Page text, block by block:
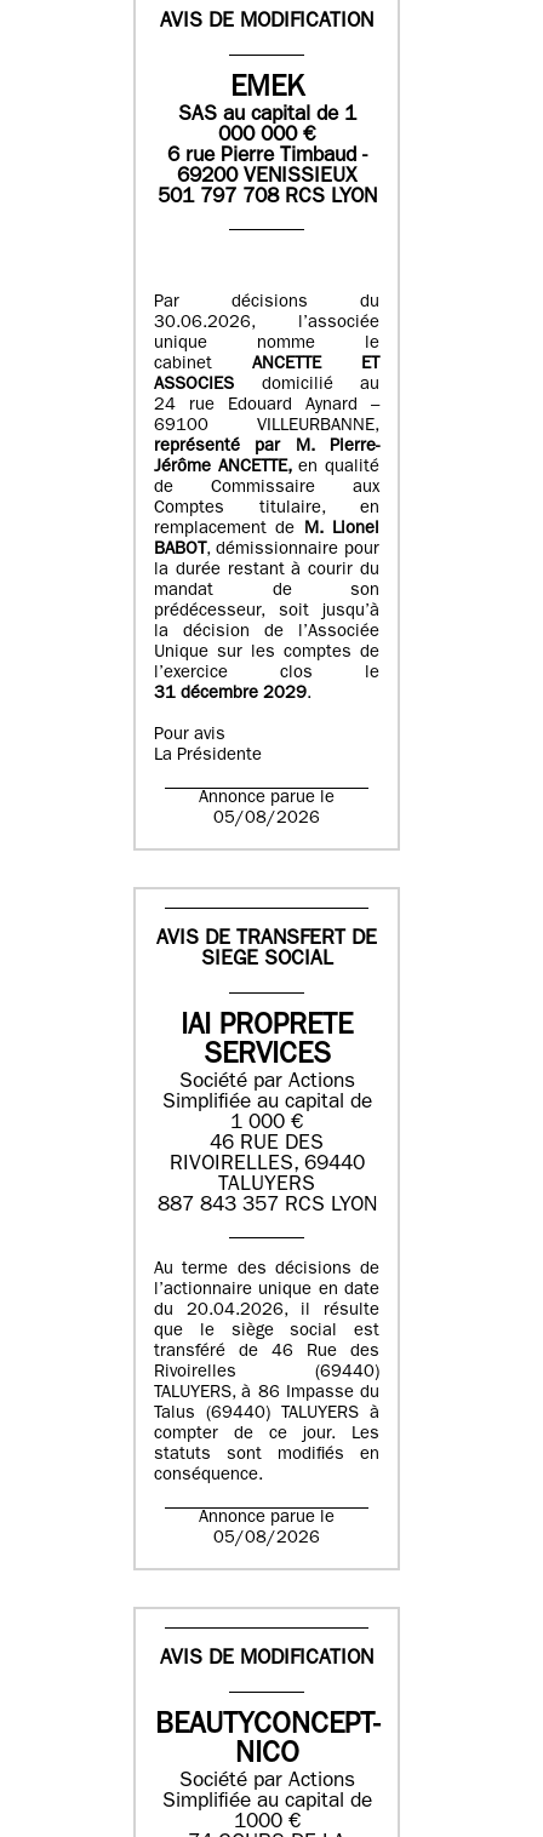
AVIS DE MODIFICATION
EMEK
SASau capital de 1
000 000€
6 rue Pierre Timbaud -
69200 VENISSIEUX
501 797 708 RCS LYON
Par décisions du
30.06.2026, l’associée
unique nomme le
cabinet ANCETTE ET
ASSOCIES
domicilié au
24 rue Edouard Aynard –
69100 VILLEURBANNE,
représenté par M.Pierre-
Jérôme ANCETTE, en qualité
de Commissaire aux
Comptes titulaire, en
remplacement de M.Lionel
BABOT, démissionnaire pour
la durée restant à courir du
mandat de son
prédécesseur, soit jusqu’à
la décision de l’Associée
Unique sur les comptes de
l’exercice clos le
31 décembre 2029.
Pour avis
La Présidente
Annonce parue le
05/08/2026
AVIS DE TRANSFERT DE
SIEGE SOCIAL
IAI PROPRETE
SERVICES
Société par Actions
Simplifiée au capital de
1 000 €
46 RUE DES
RIVOIRELLES, 69440
TALUYERS
887 843 357 RCS LYON
Au terme des décisions de
l’actionnaire unique en date
du 20.04.2026, il résulte
que le siège social est
transféré de 46 Rue des
Rivoirelles (69440)
TALUYERS, à 86 Impasse du
Talus (69440) TALUYERS à
compter de ce jour. Les
statuts sont modifiés en
conséquence.
Annonce parue le
05/08/2026
AVIS DE MODIFICATION
BEAUTYCONCEPT-
NICO
Société par Actions
Simplifiée au capital de
1000 €